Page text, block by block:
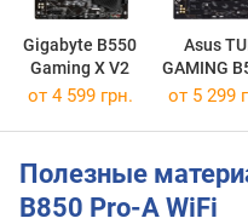
Gigabyte B550
Gaming X V2
Asus
GAMING
PLUS
от 4 599 грн. от 5 299
Полезные
B850 Pro-A WiFi